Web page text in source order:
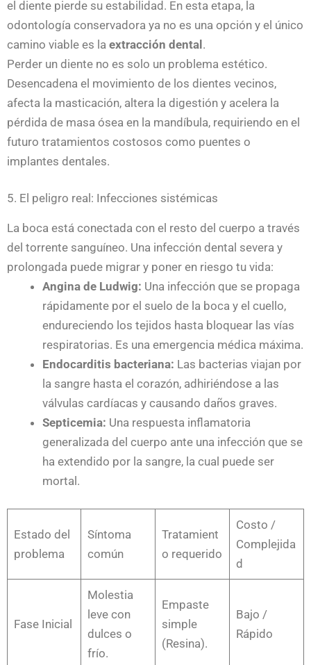
el diente pierde su estabilidad. En esta etapa, la
odontología conservadora ya no es una opción y el único
camino viable es la extracción dental.
Perder un diente no es solo un problema estético.
Desencadena el movimiento de los dientes vecinos,
afecta la masticación, altera la digestión y acelera la
pérdida de masa ósea en la mandíbula, requiriendo en el
futuro tratamientos costosos como puentes o
implantes dentales.
5. El peligro real: Infecciones sistémicas
La boca está conectada con el resto del cuerpo a través
del torrente sanguíneo. Una infección dental severa y
prolongada puede migrar y poner en riesgo tu vida:
Angina de Ludwig: Una infección que se propaga
rápidamente por el suelo de la boca y el cuello,
endureciendo los tejidos hasta bloquear las vías
respiratorias. Es una emergencia médica máxima.
Endocarditis bacteriana: Las bacterias viajan por
la sangre hasta el corazón, adhiriéndose a las
válvulas cardíacas y causando daños graves.
Septicemia: Una respuesta inflamatoria
generalizada del cuerpo ante una infección que se
ha extendido por la sangre, la cual puede ser
mortal.
Estado del
problema
Síntoma
común
Tratamient
o requerido
Costo /
Complejida
d
Fase Inicial
Molestia
leve con
dulces o
frío.
Empaste
simple
(Resina).
Bajo /
Rápido